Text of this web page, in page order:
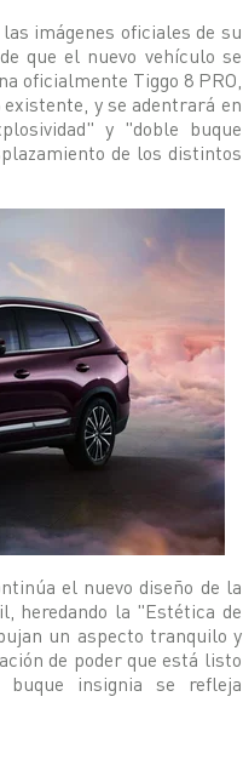
imágenes oficiales de su
que el nuevo vehículo se
oficialmente Tiggo 8 PRO,
y se adentrará en
y "doble buque
de los distintos
el nuevo diseño de la
heredando la "Estética de
un aspecto tranquilo y
de poder que está listo
insignia se refleja